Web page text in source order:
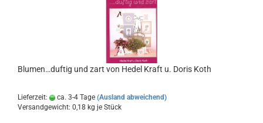
Blumen…duftig und zart von Hedel Kraft u. Doris Koth
Lieferzeit: ca. 3-4 Tage (Ausland abweichend)
Versandgewicht: 0,18 kg je Stück